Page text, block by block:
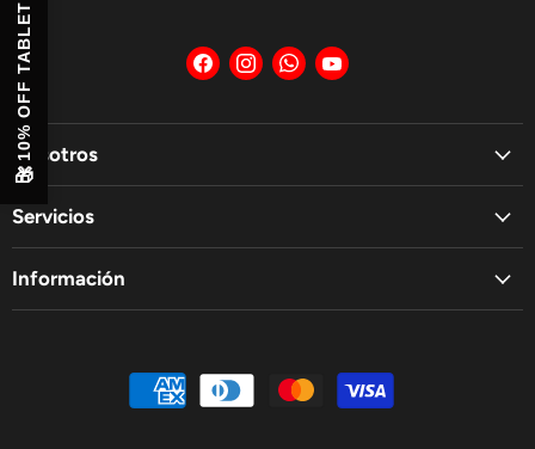
Encuéntrenos
en
Encuéntrenos
en
Encuéntrenos
en
Encuéntrenos
en
Nosotros
Servicios
Información
10% OFF TABLET
🎁